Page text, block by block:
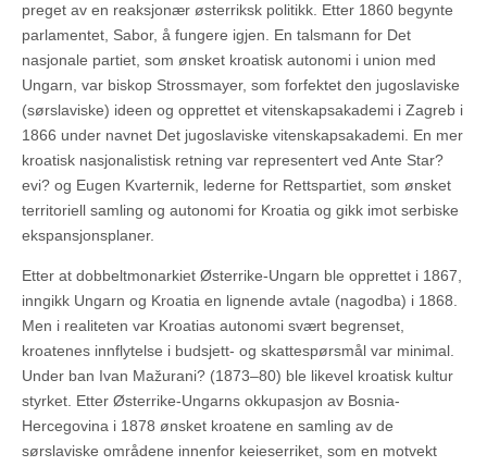
preget av en reaksjonær østerriksk politikk. Etter 1860 begynte
parlamentet, Sabor, å fungere igjen. En talsmann for Det
nasjonale partiet, som ønsket kroatisk autonomi i union med
Ungarn, var biskop Strossmayer, som forfektet den jugoslaviske
(sørslaviske) ideen og opprettet et vitenskapsakademi i Zagreb i
1866 under navnet Det jugoslaviske vitenskapsakademi. En mer
kroatisk nasjonalistisk retning var representert ved Ante Star?
evi? og Eugen Kvarternik, lederne for Rettspartiet, som ønsket
territoriell samling og autonomi for Kroatia og gikk imot serbiske
ekspansjonsplaner.
Etter at dobbeltmonarkiet Østerrike-Ungarn ble opprettet i 1867,
inngikk Ungarn og Kroatia en lignende avtale (nagodba) i 1868.
Men i realiteten var Kroatias autonomi svært begrenset,
kroatenes innflytelse i budsjett- og skattespørsmål var minimal.
Under ban Ivan Mažurani? (1873–80) ble likevel kroatisk kultur
styrket. Etter Østerrike-Ungarns okkupasjon av Bosnia-
Hercegovina i 1878 ønsket kroatene en samling av de
sørslaviske områdene innenfor keieserriket, som en motvekt